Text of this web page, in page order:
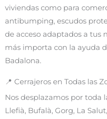
viviendas como para
antibumping, escudos
de acceso adaptados a tus
más importa con la ayuda
Badalona.
📍 Cerrajeros en Todas las
Nos desplazamos por toda
Llefià, Bufalà, Gorg, La